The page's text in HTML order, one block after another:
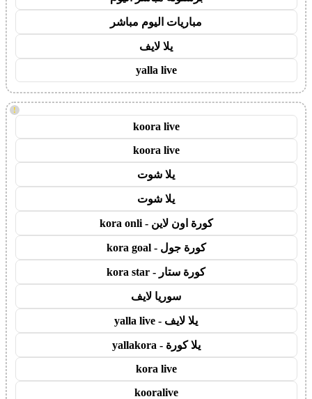
مباريات اليوم مباشر
يلا لايف
yalla live
!
koora live
koora live
يلا شوت
يلا شوت
كورة اون لاين - kora onli
كورة جول - kora goal
كورة ستار - kora star
سوريا لايف
يلا لايف - yalla live
يلا كورة - yallakora
kora live
kooralive